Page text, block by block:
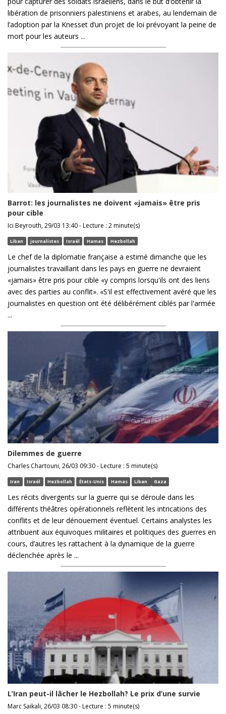
libération de prisonniers palestiniens et arabes, au lendemain de
l’adoption par la Knesset d’un projet de loi prévoyant la peine de
mort pour les auteurs ...
Barrot: les journalistes ne doivent «jamais» être pris
pour cible
Ici Beyrouth, 29/03 13:40 - Lecture : 2 minute(s)
Liban journalistes Israël Hamas Hezbollah
Le chef de la diplomatie française a estimé dimanche que les
journalistes travaillant dans les pays en guerre ne devraient
«jamais» être pris pour cible «y compris lorsqu'ils ont des liens
avec des parties au conflit». «S'il est effectivement avéré que les
journalistes en question ont été délibérément ciblés par l'armée
...
Dilemmes de guerre
Charles Chartouni, 26/03 09:30 - Lecture : 5 minute(s)
Iran Israël Hezbollah États-Unis Hamas Liban Gaza
Les récits divergents sur la guerre qui se déroule dans les
différents théâtres opérationnels reflètent les intrications des
conflits et de leur dénouement éventuel. Certains analystes les
attribuent aux équivoques militaires et politiques des guerres en
cours, d’autres les rattachent à la dynamique de la guerre
déclenchée après le ...
L’Iran peut-il lâcher le Hezbollah? Le prix d’une survie
Marc Saikali, 26/03 08:30 - Lecture : 5 minute(s)